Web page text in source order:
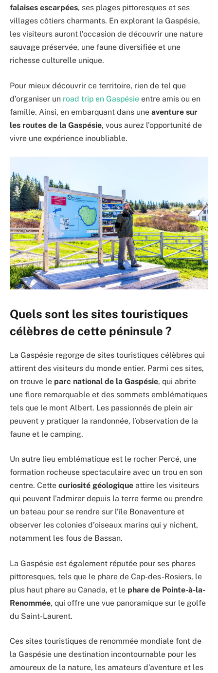
falaises escarpées, ses plages pittoresques et ses
villages côtiers charmants. En explorant la Gaspésie,
les visiteurs auront l’occasion de découvrir une nature
sauvage préservée, une faune diversifiée et une
richesse culturelle unique.
Pour mieux découvrir ce territoire, rien de tel que
d’organiser un road trip en Gaspésie entre amis ou en
famille. Ainsi, en embarquant dans une aventure sur
les routes de la Gaspésie, vous aurez l’opportunité de
vivre une expérience inoubliable.
Quels sont les sites touristiques
célèbres de cette péninsule ?
La Gaspésie regorge de sites touristiques célèbres qui
attirent des visiteurs du monde entier. Parmi ces sites,
on trouve le parc national de la Gaspésie, qui abrite
une flore remarquable et des sommets emblématiques
tels que le mont Albert. Les passionnés de plein air
peuvent y pratiquer la randonnée, l’observation de la
faune et le camping.
Un autre lieu emblématique est le rocher Percé, une
formation rocheuse spectaculaire avec un trou en son
centre. Cette curiosité géologique attire les visiteurs
qui peuvent l’admirer depuis la terre ferme ou prendre
un bateau pour se rendre sur l’île Bonaventure et
observer les colonies d’oiseaux marins qui y nichent,
notamment les fous de Bassan.
La Gaspésie est également réputée pour ses phares
pittoresques, tels que le phare de Cap-des-Rosiers, le
plus haut phare au Canada, et le phare de Pointe-à-la-
Renommée, qui offre une vue panoramique sur le golfe
du Saint-Laurent.
Ces sites touristiques de renommée mondiale font de
la Gaspésie une destination incontournable pour les
amoureux de la nature, les amateurs d’aventure et les